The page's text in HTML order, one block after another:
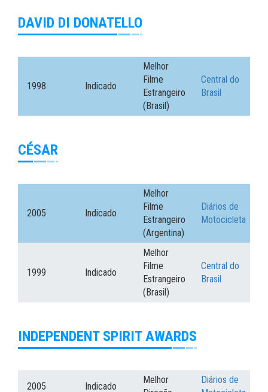
DAVID DI DONATELLO
1998 Indicado
Melhor
Filme
Estrangeiro
(Brasil)
Central do
Brasil
CÉSAR
2005 Indicado
Melhor
Filme
Estrangeiro
(Argentina)
Diários de
Motocicleta
1999 Indicado
Melhor
Filme
Estrangeiro
(Brasil)
Central do
Brasil
INDEPENDENT SPIRIT AWARDS
2005 Indicado
Melhor
Diários de